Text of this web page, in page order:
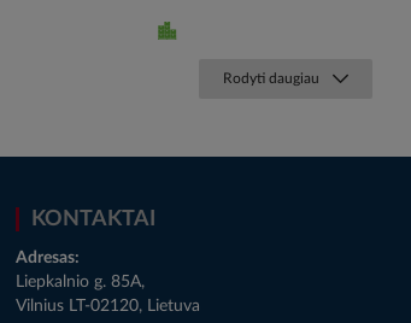
Rodyti daugiau
KONTAKTAI
Adresas:
Liepkalnio g. 85A,
Vilnius LT-02120, Lietuva